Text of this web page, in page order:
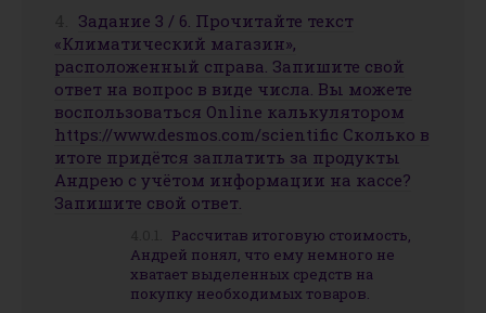
Задание 3 / 6. Прочитайте текст
«Климатический магазин»,
расположенный справа. Запишите свой
ответ на вопрос в виде числа. Вы можете
воспользоваться Online калькулятором
https://www.desmos.com/scientific Сколько в
итоге придётся заплатить за продукты
Андрею с учётом информации на кассе?
Запишите свой ответ.
Рассчитав итоговую стоимость,
Андрей понял, что ему немного не
хватает выделенных средств на
покупку необходимых товаров.